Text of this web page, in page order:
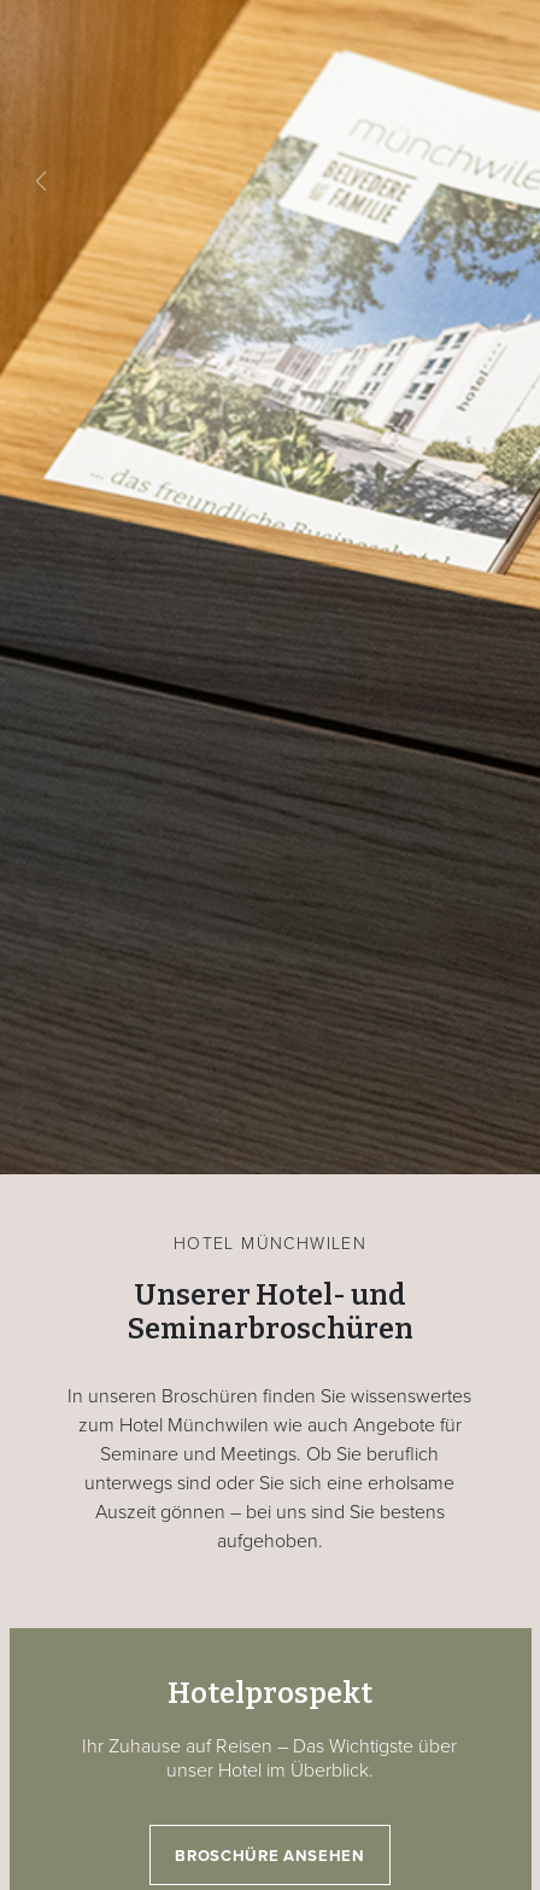
Previous Next
HOTEL MÜNCHWILEN
Unserer Hotel- und
Seminarbroschüren
In unseren Broschüren finden Sie wissenswertes
zum Hotel Münchwilen wie auch Angebote für
Seminare und Meetings. Ob Sie beruflich
unterwegs sind oder Sie sich eine erholsame
Auszeit gönnen – bei uns sind Sie bestens
aufgehoben.
Hotelprospekt
Ihr Zuhause auf Reisen – Das Wichtigste über
unser Hotel im Überblick.
BROSCHÜRE ANSEHEN